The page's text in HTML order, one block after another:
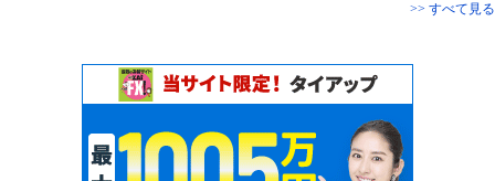
>> すべて見る